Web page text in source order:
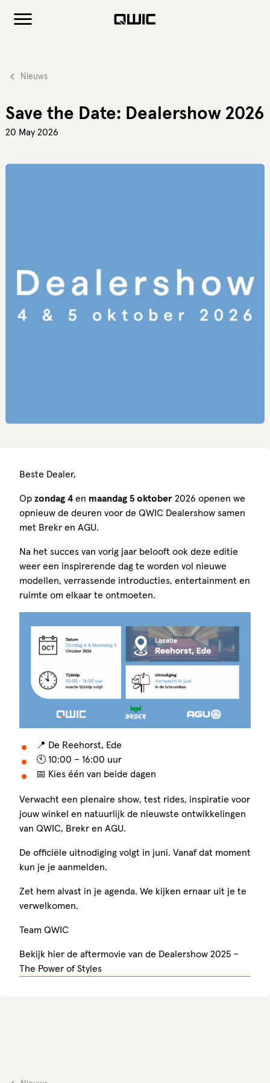
Nieuws
Save the Date: Dealershow 2026
20 May 2026
Beste Dealer,
Op zondag 4 en maandag 5 oktober 2026 openen we
opnieuw de deuren voor de QWIC Dealershow samen
met Brekr en AGU.
Na het succes van vorig jaar belooft ook deze editie
weer een inspirerende dag te worden vol nieuwe
modellen, verrassende introducties, entertainment en
ruimte om elkaar te ontmoeten.
📍 De Reehorst, Ede
🕙 10:00 – 16:00 uur
📅 Kies één van beide dagen
Verwacht een plenaire show, test rides, inspiratie voor
jouw winkel en natuurlijk de nieuwste ontwikkelingen
van QWIC, Brekr en AGU.
De officiële uitnodiging volgt in juni. Vanaf dat moment
kun je je aanmelden.
Zet hem alvast in je agenda. We kijken ernaar uit je te
verwelkomen.
Team QWIC
Bekijk hier de aftermovie van de Dealershow 2025 –
The Power of Styles